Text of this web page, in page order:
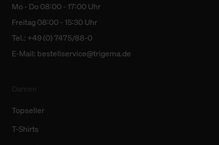
Mo - Do 08:00 - 17:00 Uhr
Freitag 08:00 - 15:30 Uhr
Tel.: +49 (0) 7475/88-0
E-Mail: bestellservice@trigema.de
Topseller
T-Shirts